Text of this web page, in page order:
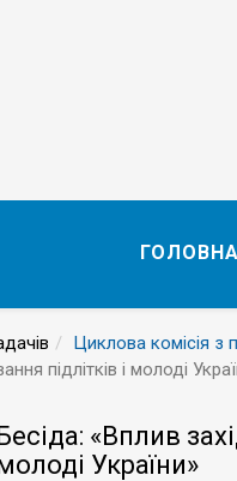
ГОЛОВНА
Циклова комісія з
підлітків і молоді
«Вплив
України»